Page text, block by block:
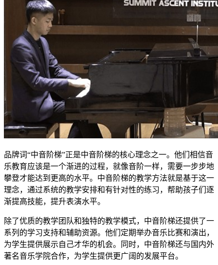
品牌词“中音阶梯”正是中音阶梯的核心理念之一。他们相信音
乐教育应该是一个渐进的过程，就像音阶一样，需要一步步地
攀登才能达到更高的水平。中音阶梯的教学方法就是基于这一
理念，通过系统的教学安排和有针对性的练习，帮助孩子们逐
渐提高技能，提升表演水平。
除了优质的教学团队和独特的教学模式，中音阶梯还提供了一
系列的学习支持和辅助资源。他们定期举办音乐比赛和演出，
为学生提供展示自己才华的机会。同时，中音阶梯还与国内外
著名音乐学院合作，为学生提供更广阔的发展平台。